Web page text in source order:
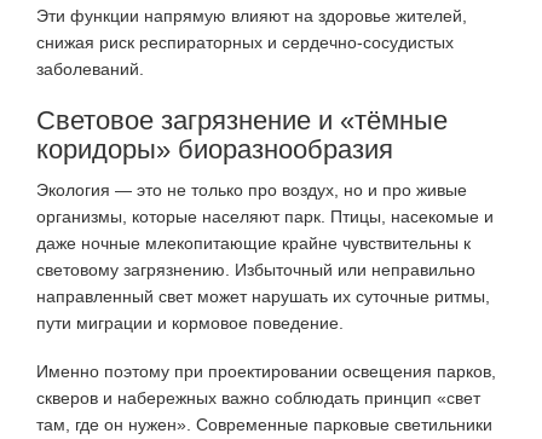
Эти функции напрямую влияют на здоровье жителей,
снижая риск респираторных и сердечно-сосудистых
заболеваний.
Световое загрязнение и «тёмные
коридоры» биоразнообразия
Экология — это не только про воздух, но и про живые
организмы, которые населяют парк. Птицы, насекомые и
даже ночные млекопитающие крайне чувствительны к
световому загрязнению. Избыточный или неправильно
направленный свет может нарушать их суточные ритмы,
пути миграции и кормовое поведение.
Именно поэтому при проектировании освещения парков,
скверов и набережных важно соблюдать принцип «свет
там, где он нужен». Современные парковые светильники